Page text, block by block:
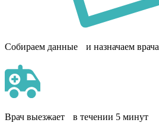
Собираем данные и назначаем врача
Врач выезжает в течении 5 минут